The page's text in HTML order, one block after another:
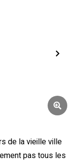
de la vieille ville
pas tous les